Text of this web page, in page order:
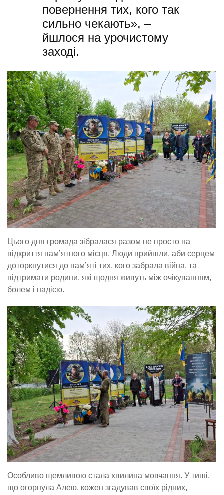
повернення тих, кого так
сильно чекають», –
йшлося на урочистому
заході.
Цього дня громада зібралася разом не просто на
відкриття пам’ятного місця. Люди прийшли, аби серцем
доторкнутися до пам’яті тих, кого забрала війна, та
підтримати родини, які щодня живуть між очікуванням,
болем і надією.
Особливо щемливою стала хвилина мовчання. У тиші,
що огорнула Алею, кожен згадував своїх рідних,